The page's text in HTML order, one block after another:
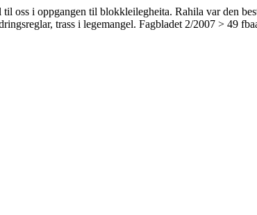
oss i oppgangen til blokkleilegheita. Rahila var den
trass i legemangel. Fagbladet 2/2007 > 49